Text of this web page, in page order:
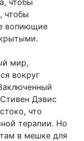
чтобы
вопиющие
мир,
вокруг
Дэвис
что
терапии. Но
в мешке для